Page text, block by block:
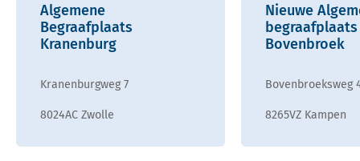
Algemene
Begraafplaats
Kranenburg
Kranenburgweg 7
8024AC Zwolle
Nieuwe
begraafplaats
Bovenbroek
Bovenbroeksweg
8265VZ Kampen